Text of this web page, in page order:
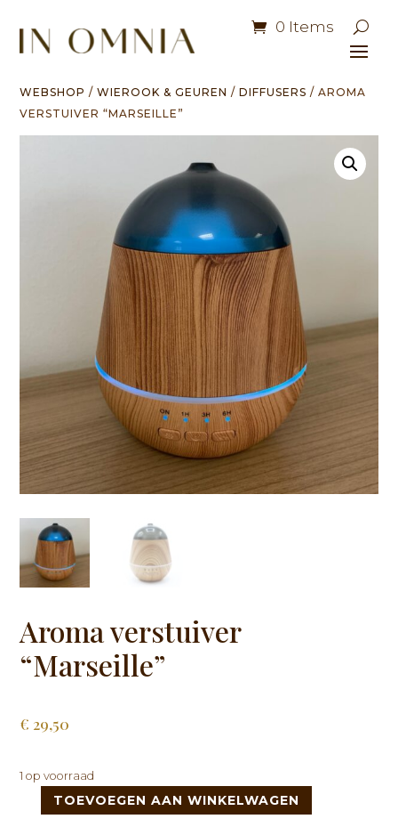
0 Items
WEBSHOP /WIEROOK & GEUREN /DIFFUSERS / AROMA
VERSTUIVER “MARSEILLE”
Aroma verstuiver
“Marseille”
€ 29,50
1 op voorraad
Aroma
TOEVOEGEN AAN WINKELWAGEN